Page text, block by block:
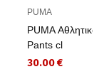
PUMA
PUMA Αθλητικό
Pants cl
30.00 €